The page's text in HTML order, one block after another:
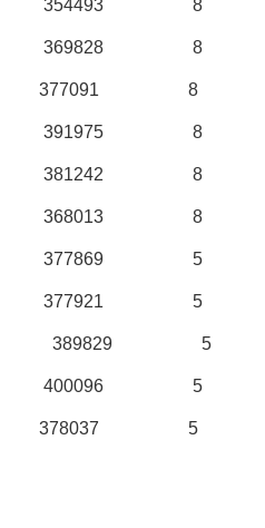
354493 8
369828 8
377091 8
391975 8
381242 8
368013 8
377869 5
377921 5
389829 5
400096 5
378037 5